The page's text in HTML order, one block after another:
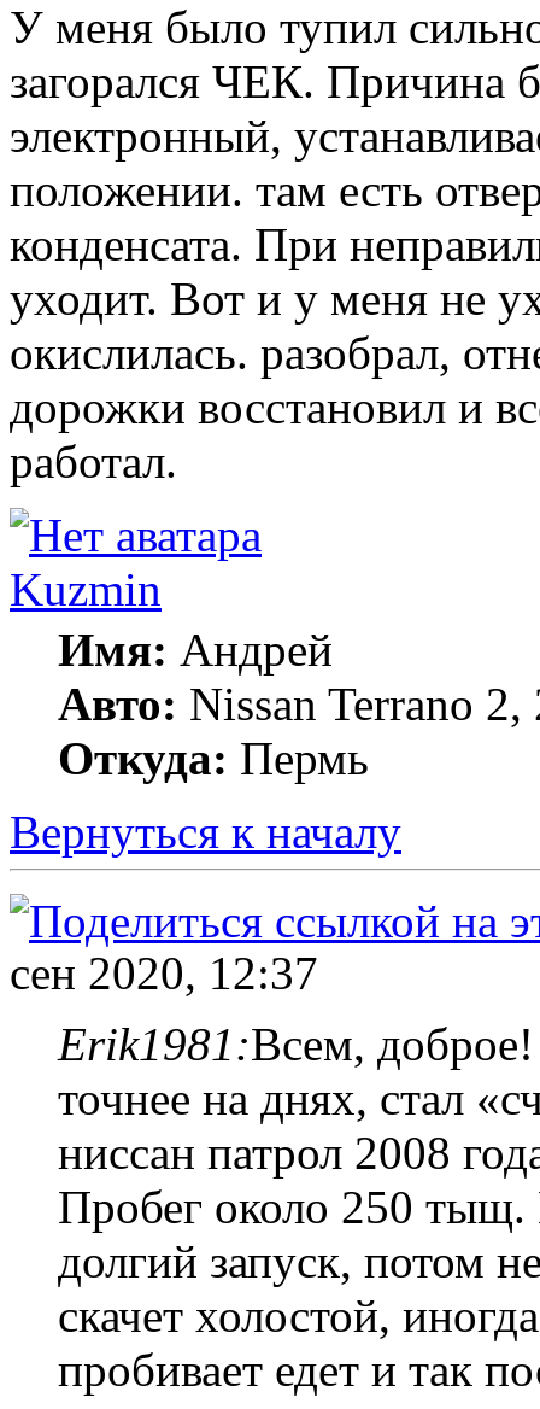
У меня было тупил
загорался ЧЕК. Причина
электронный,
положении. там есть
конденсата. При
уходит. Вот и у меня не
окислилась. разобрал,
дорожки восстановил и
работал.
Kuzmin
Имя: Андрей
Авто: Nissan Terrano
Откуда: Пермь
Вернуться к началу
сен 2020, 12:37
Erik1981:Всем,
точнее на днях, стал
ниссан патрол 2008
Пробег около 250
долгий запуск, потом
скачет холостой,
пробивает едет и так